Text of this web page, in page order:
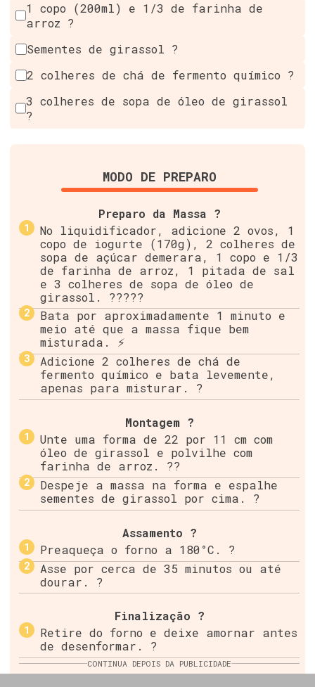
1 copo (200ml) e 1/3 de farinha de
arroz ?
Sementes de girassol ?
2 colheres de chá de fermento químico ?
3 colheres de sopa de óleo de girassol
?
MODO DE PREPARO
Preparo da Massa ?
No liquidificador, adicione 2 ovos, 1
copo de iogurte (170g), 2 colheres de
sopa de açúcar demerara, 1 copo e 1/3
de farinha de arroz, 1 pitada de sal
e 3 colheres de sopa de óleo de
girassol. ?????
Bata por aproximadamente 1 minuto e
meio até que a massa fique bem
misturada. ⚡
Adicione 2 colheres de chá de
fermento químico e bata levemente,
apenas para misturar. ?
Montagem ?
Unte uma forma de 22 por 11 cm com
óleo de girassol e polvilhe com
farinha de arroz. ??
Despeje a massa na forma e espalhe
sementes de girassol por cima. ?
Assamento ?
Preaqueça o forno a 180°C. ?
Asse por cerca de 35 minutos ou até
dourar. ?
Finalização ?
Retire do forno e deixe amornar antes
de desenformar. ?️
CONTINUA DEPOIS DA PUBLICIDADE